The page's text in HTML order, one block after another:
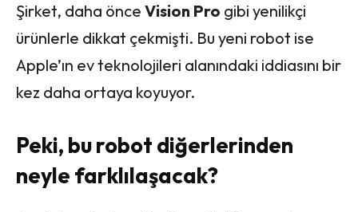
Şirket, daha önce Vision Pro gibi yenilikçi
ürünlerle dikkat çekmişti. Bu yeni robot ise
Apple’ın ev teknolojileri alanındaki iddiasını bir
kez daha ortaya koyuyor.
Peki, bu robot diğerlerinden
neyle farklılaşacak?